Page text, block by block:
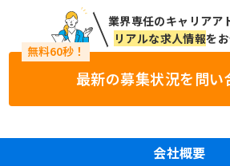
業界専任のキャリアア
リアルな求人情報を
最新の募集状況を問い
会社概要